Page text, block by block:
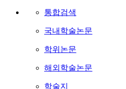
통합검색
국내학술논문
학위논문
해외학술논문
학술지